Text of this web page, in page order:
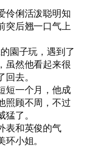
伶俐活泼聪明知
突后翘一口气上
的園子玩，遇到了
虽然他看起来很
去。
短一个月，他成
照顾不周，不过
了。
表和英俊的气
小姐。